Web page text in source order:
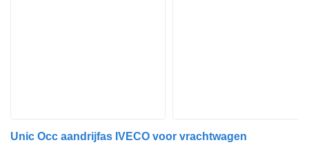
Unic Occ aandrijfas IVECO voor vrachtwagen